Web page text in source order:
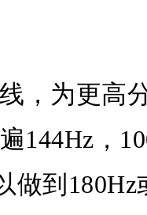
为更高
144Hz，
做到